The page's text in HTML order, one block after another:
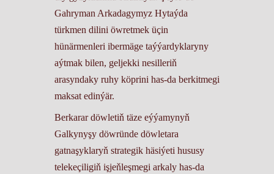
Gahryman Arkadagymyz Hytaýda
türkmen dilini öwretmek üçin
hünärmenleri ibermäge taýýardyklaryny
aýtmak bilen, geljekki nesilleriň
arasyndaky ruhy köprini has-da berkitmegi
maksat edinýär.
Berkarar döwletiň täze eýýamynyň
Galkynyşy döwründe döwletara
gatnaşyklaryň strategik häsiýeti hususy
telekeçiligiň işjeňleşmegi arkaly has-da